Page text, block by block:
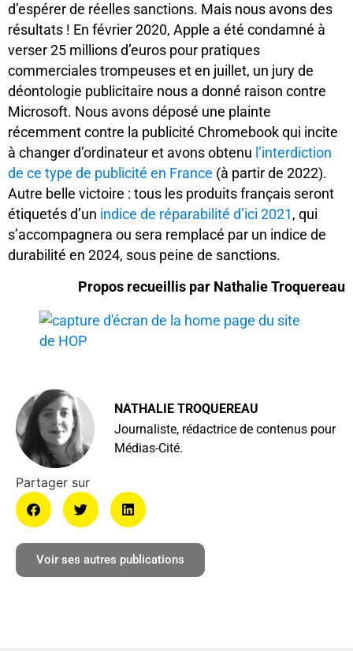
d’espérer de réelles sanctions. Mais nous avons des
résultats ! En février 2020, Apple a été condamné à
verser 25 millions d’euros pour pratiques
commerciales trompeuses et en juillet, un jury de
déontologie publicitaire nous a donné raison contre
Microsoft. Nous avons déposé une plainte
récemment contre la publicité Chromebook qui incite
à changer d’ordinateur et avons obtenu l’interdiction
de ce type de publicité en France (à partir de 2022).
Autre belle victoire : tous les produits français seront
étiquetés d’un indice de réparabilité d’ici 2021 , qui
s’accompagnera ou sera remplacé par un indice de
durabilité en 2024, sous peine de sanctions.
Propos recueillis par Nathalie Troquereau
NATHALIE TROQUEREAU
Journaliste, rédactrice de contenus pour
Médias-Cité.
Voir ses autres publications